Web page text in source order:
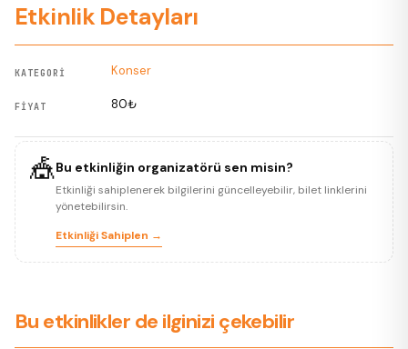
Etkinlik Detayları
KATEGORI Konser
FIYAT 80₺
🎪Bu etkinliğin organizatörü sen misin?
Etkinliği sahiplenerek bilgilerini güncelleyebilir, bilet linklerini
yönetebilirsin.
Etkinliği Sahiplen →
Bu etkinlikler de ilginizi çekebilir